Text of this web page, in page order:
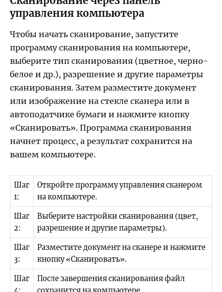
управления компьютера
Чтобы начать сканирование, запустите
программу сканирования на компьютере,
выберите тип сканирования (цветное, черно-
белое и др.), разрешение и другие параметры
сканирования. Затем разместите документ
или изображение на стекле сканера или в
автоподатчике бумаги и нажмите кнопку
«Сканировать». Программа сканирования
начнет процесс, а результат сохранится на
вашем компьютере.
Шаг
1:
Откройте программу управления сканером
на компьютере.
Шаг
2:
Выберите настройки сканирования (цвет,
разрешение и другие параметры).
Шаг
3:
Разместите документ на сканере и нажмите
кнопку «Сканировать».
Шаг
После завершения сканирования файл